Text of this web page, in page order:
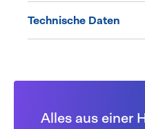
Technische Daten
Alles aus einer